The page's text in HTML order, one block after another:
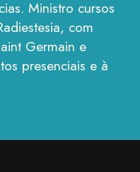
Ministro cursos
com
Germain e
presenciais e à